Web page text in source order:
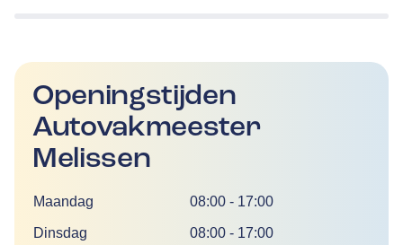
Openingstijden
Autovakmeester
Melissen
DagTijd
Maandag 08:00 - 17:00
Dinsdag 08:00 - 17:00